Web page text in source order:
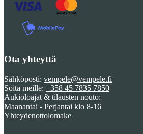
Ota yhteyttä
Sähköposti: vempele@vempele.fi
Soita meille: +358 45 7835 7850
Aukioloajat & tilausten nouto:
Maanantai - Perjantai klo 8-16
Yhteydenottolomake